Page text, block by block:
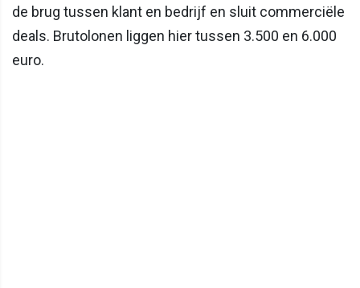
de brug tussen klant en bedrijf en sluit commerciële
deals. Brutolonen liggen hier tussen 3.500 en 6.000
euro.